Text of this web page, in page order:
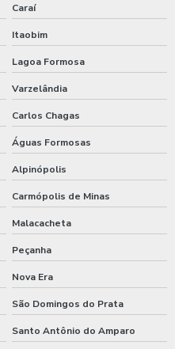
Caraí
Itaobim
Lagoa Formosa
Varzelândia
Carlos Chagas
Águas Formosas
Alpinópolis
Carmópolis de Minas
Malacacheta
Peçanha
Nova Era
São Domingos do Prata
Santo Antônio do Amparo